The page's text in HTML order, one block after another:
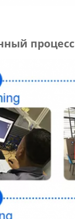
процесс